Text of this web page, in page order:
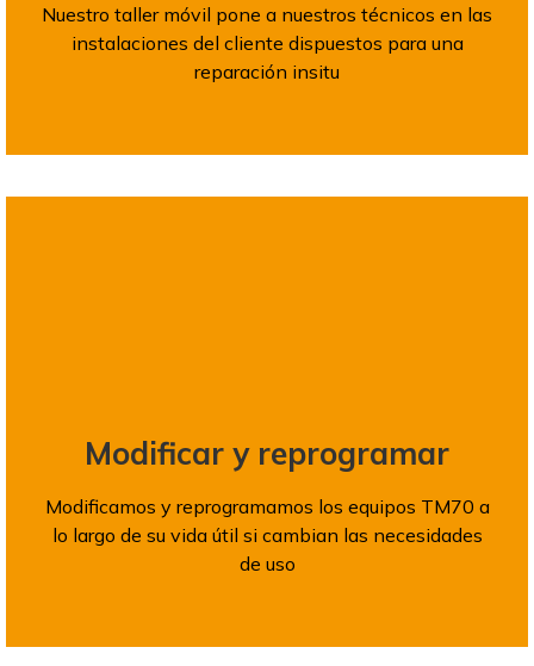
Nuestro taller móvil pone a nuestros técnicos en las
instalaciones del cliente dispuestos para una
reparación insitu
Modificar y reprogramar
Modificamos y reprogramamos los equipos TM70 a
lo largo de su vida útil si cambian las necesidades
de uso